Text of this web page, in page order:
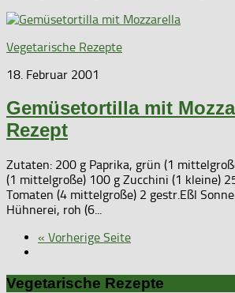
Vegetarische Rezepte
18. Februar 2001
Gemüsetortilla mit
Rezept
Zutaten: 200 g Paprika, grün (1
(1 mittelgroße) 100 g Zucchini (1 kleine)
Tomaten (4 mittelgroße) 2 gestr.Eßl
Hühnerei, roh (6...
« Vorherige Seite
Vegetarische Rezepte